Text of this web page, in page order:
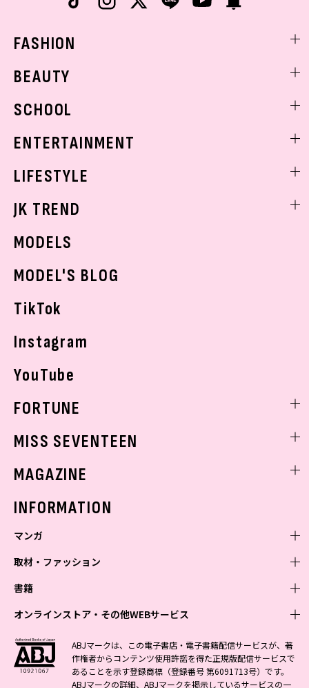
FASHION
着回し
BEAUTY
ベストコスメ
ボディケア
SCHOOL
学校ヘアメイク
ENTERTAINMENT
K-POP
LIFESTYLE
モデルの購入品
JK TREND
MODELS
MODEL'S BLOG
TikTok
Instagram
YouTube
FORTUNE
MISS SEVENTEEN
MAGAZINE
INFORMATION
マンガ
少年マンガ
Vジャンプ
最強ジャンプ
少年ジャンプ+
ジャンプTOON
青年マンガ
ZEBRACK
S-MANGA
少女マンガ
ZEBRACK
S-MANGA
女性マンガ
ジャンプTOON
取材・ファッション
ファッション・美容
BAILA
MAQUIA
芸能・情報・スポーツ
週プレNEWS
週プレ グラジャパ!
書籍
文芸・文庫・総合
小説すばる
集英社 文芸ステーション
学芸・ノンフィクション・新書
1日5分で、明日は変わる よみタイ yomitai
集英社学芸部 - 学芸・ノンフィクション
ライトノベル・ノベライズ
オンラインストア・その他WEBサービス
オンラインストア
OTO
SHUEISHA MANGA-ART HERITAGE
その他WEBサービス
ABJマークは、この電子書店・電子書籍配信サービスが、著
作権者からコンテンツ使用許諾を得た正規版配信サービスで
あることを示す登録商標（登録番号 第6091713号）です。
ABJマークの詳細、ABJマークを掲示しているサービスの一